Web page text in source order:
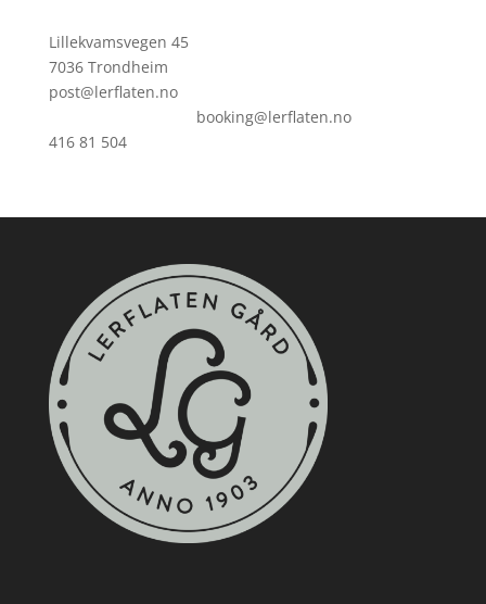
Lillekvamsvegen 45
7036 Trondheim
post@lerflaten.no
booking@lerflaten.no
416 81 504